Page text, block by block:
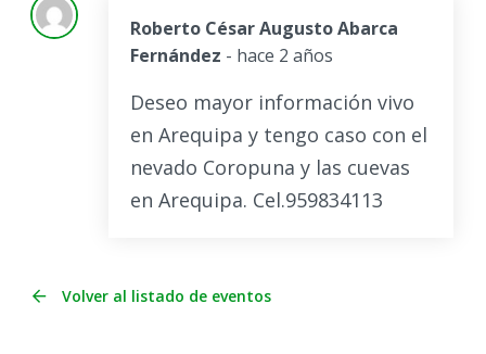
Roberto César Augusto Abarca
Fernández - hace 2 años
Deseo mayor información vivo
en Arequipa y tengo caso con el
nevado Coropuna y las cuevas
en Arequipa. Cel.959834113
Volver al listado de eventos